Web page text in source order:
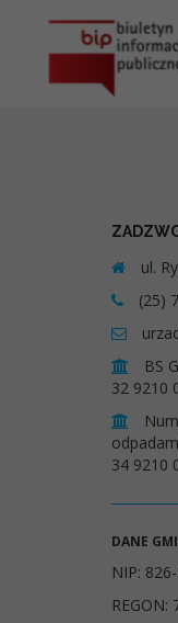
ul.
(25)
BS
32 9210
34 9210
DANE
NIP:
REGON: